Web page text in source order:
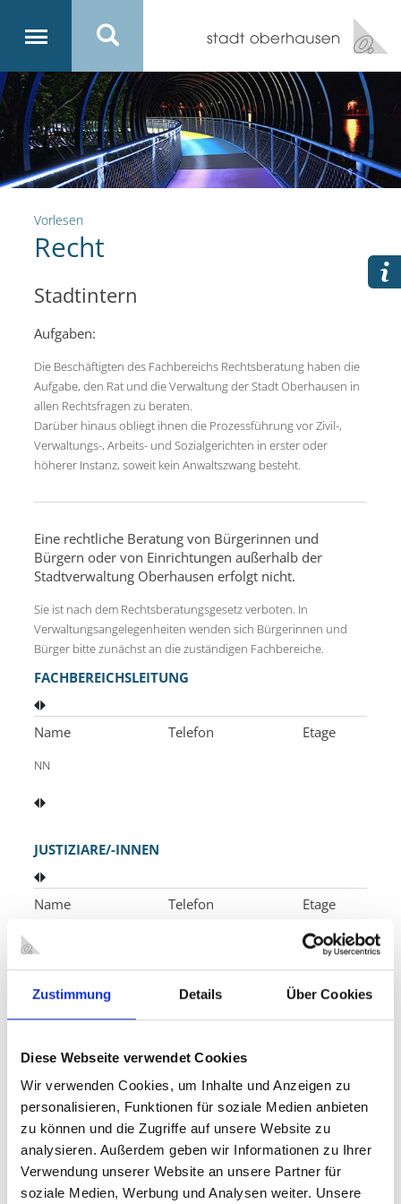
Zustimmung Details Über Cookies
Diese Webseite verwendet Cookies
Wir verwenden Cookies, um Inhalte und Anzeigen zu
personalisieren, Funktionen für soziale Medien anbieten
zu können und die Zugriffe auf unsere Website zu
analysieren. Außerdem geben wir Informationen zu Ihrer
Verwendung unserer Website an unsere Partner für
soziale Medien, Werbung und Analysen weiter. Unsere
Vorlesen
Recht
Stadtintern
Aufgaben:
Die Beschäftigten des Fachbereichs Rechtsberatung haben die
Aufgabe, den Rat und die Verwaltung der Stadt Oberhausen in
allen Rechtsfragen zu beraten.
Darüber hinaus obliegt ihnen die Prozessführung vor Zivil-,
Verwaltungs-, Arbeits- und Sozialgerichten in erster oder
höherer Instanz, soweit kein Anwaltszwang besteht.
Eine rechtliche Beratung von Bürgerinnen und
Bürgern oder von Einrichtungen außerhalb der
Stadtverwaltung Oberhausen erfolgt nicht.
Sie ist nach dem Rechtsberatungsgesetz verboten. In
Verwaltungsangelegenheiten wenden sich Bürgerinnen und
Bürger bitte zunächst an die zuständigen Fachbereiche.
FACHBEREICHSLEITUNG
Name
NN
Telefon Etage
JUSTIZIARE/-INNEN
Name Telefon Etage
5
Frau Herzberg 0208 825-2074
Frau Kohlhaas 0208 825-2069 6